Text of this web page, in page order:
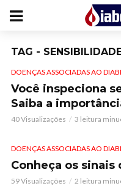
TAG -
DOENÇAS ASSOCIADAS AO
Você inspeciona
Saiba a
40 Visualizações 3 leitura
DOENÇAS ASSOCIADAS AO
Conheça os
59 Visualizações 2 leitura